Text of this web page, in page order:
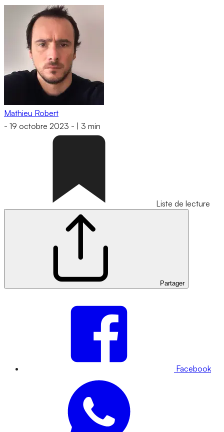
Mathieu Robert
- 19 octobre 2023 - 3 min
Liste de lecture
Partager
Facebook